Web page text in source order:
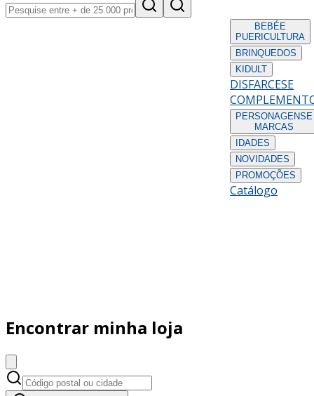
BEBÉE
PUERICULTURA
BRINQUEDOS
KIDULT
DISFARCESE
PERSONAGENS E
MARCAS
IDADES
NOVIDADES
PROMOÇÕES
Catálogo
Encontrar minha loja